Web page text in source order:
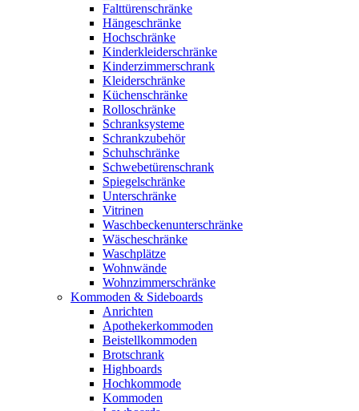
Falttürenschränke
Hängeschränke
Hochschränke
Kinderkleiderschränke
Kinderzimmerschrank
Kleiderschränke
Küchenschränke
Rolloschränke
Schranksysteme
Schrankzubehör
Schuhschränke
Schwebetürenschrank
Spiegelschränke
Unterschränke
Vitrinen
Waschbeckenunterschränke
Wäscheschränke
Waschplätze
Wohnwände
Wohnzimmerschränke
Kommoden & Sideboards
Anrichten
Apothekerkommoden
Beistellkommoden
Brotschrank
Highboards
Hochkommode
Kommoden